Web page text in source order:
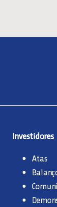
Investidores
Atas